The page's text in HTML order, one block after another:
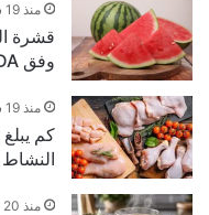
منذ 19 ساعة
قشرة
وفق USDA
منذ 19 ساعة
كم
النشاط
منذ 20 ساعة